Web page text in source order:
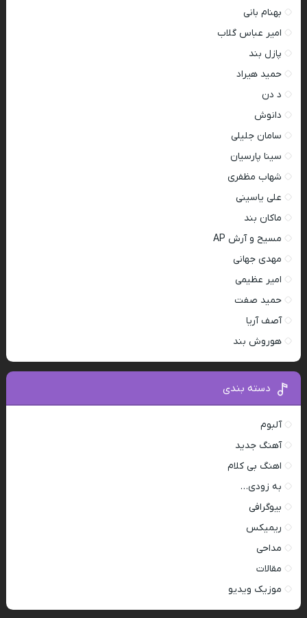
بهنام بانی
امیر عباس گلاب
پازل بند
حمید هیراد
د دن
دانوش
سامان جلیلی
سینا پارسیان
شهاب مظفری
علی یاسینی
ماکان بند
مسیح و آرش AP
مهدی جهانی
امیر عظیمی
حمید صفت
آصف آریا
هوروش بند
دسته بندی
آلبوم
آهنگ جدید
اهنگ بی کلام
به زودی…
بیوگرافی
ریمیکس
مداحی
مقالات
موزیک ویدیو